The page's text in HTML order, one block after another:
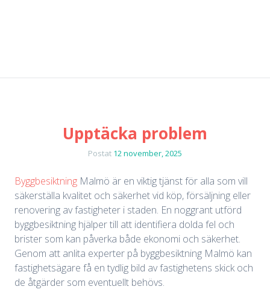
Upptäcka problem
Postat 12 november, 2025
Byggbesiktning Malmö är en viktig tjänst för alla som vill
säkerställa kvalitet och säkerhet vid köp, försäljning eller
renovering av fastigheter i staden. En noggrant utförd
byggbesiktning hjälper till att identifiera dolda fel och
brister som kan påverka både ekonomi och säkerhet.
Genom att anlita experter på byggbesiktning Malmö kan
fastighetsägare få en tydlig bild av fastighetens skick och
de åtgärder som eventuellt behövs.